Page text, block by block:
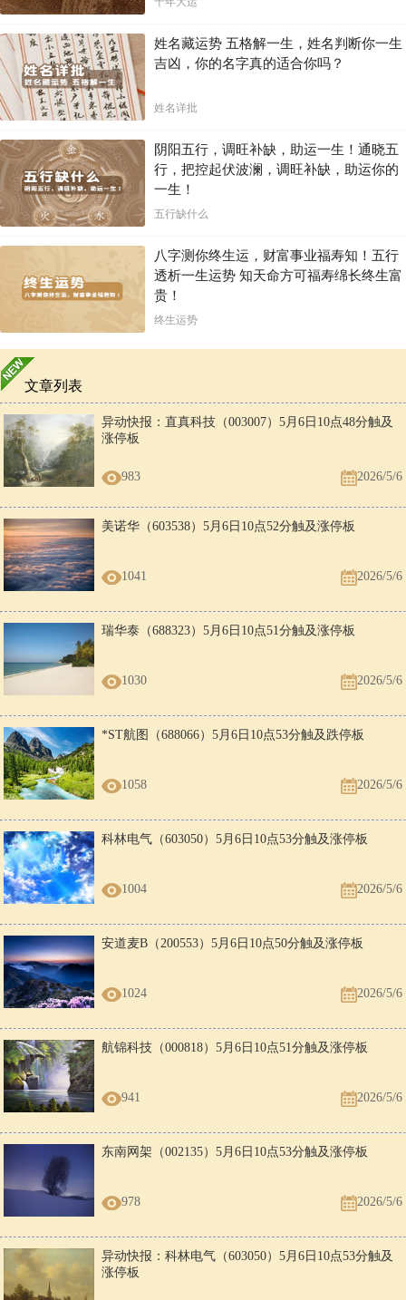
姓名藏运势 五格解一生，姓名判断你一生
吉凶，你的名字真的适合你吗？
姓名详批
阴阳五行，调旺补缺，助运一生！通晓五
行，把控起伏波澜，调旺补缺，助运你的
一生！
五行缺什么
八字测你终生运，财富事业福寿知！五行
透析一生运势 知天命方可福寿绵长终生富
贵！
终生运势
文章列表
异动快报：直真科技（003007）5月6日10点48分触及
涨停板
983 2026/5/6
美诺华（603538）5月6日10点52分触及涨停板
1041 2026/5/6
瑞华泰（688323）5月6日10点51分触及涨停板
1030 2026/5/6
*ST航图（688066）5月6日10点53分触及跌停板
1058 2026/5/6
科林电气（603050）5月6日10点53分触及涨停板
1004 2026/5/6
安道麦B（200553）5月6日10点50分触及涨停板
1024 2026/5/6
航锦科技（000818）5月6日10点51分触及涨停板
941 2026/5/6
东南网架（002135）5月6日10点53分触及涨停板
978 2026/5/6
异动快报：科林电气（603050）5月6日10点53分触及
涨停板